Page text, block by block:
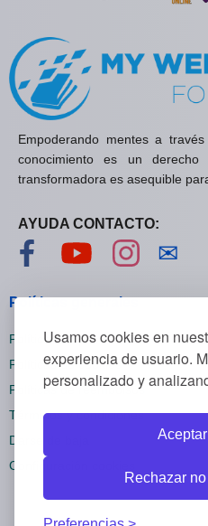
Usamos cookies en
experiencia de usuario.
personalizado y
Rechazar
Empoderando mentes a
conocimiento es un
transformadora es asequible
AYUDA CONTACTO:
Visítanos en Facebook
Visítanos enVisítanos
✉
Políticas generales
Políticas de privacidad
Políticas de cookies
Políticas de reembolsos
Términos y condiciones
Darse de baja
Configuración cookies